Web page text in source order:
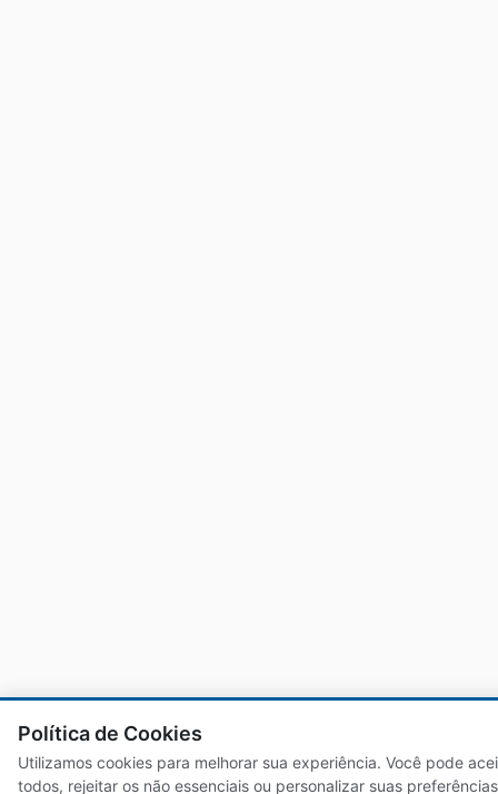
Destaques
Política de Cookies
Utilizamos cookies para melhorar sua experiência. Você pode
todos, rejeitar os não essenciais ou personalizar suas